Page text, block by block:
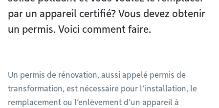
par un appareil certifié? Vous devez obtenir
un permis. Voici comment faire.
Un permis de rénovation, aussi appelé permis de
transformation, est nécessaire pour l’installation, le
remplacement ou l’enlèvement d’un appareil à